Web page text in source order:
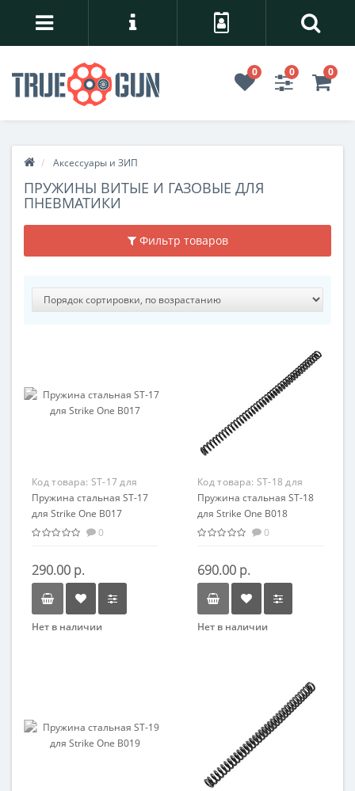
0 0 0
Аксессуары и ЗИП
ПРУЖИНЫ ВИТЫЕ И ГАЗОВЫЕ ДЛЯ
ПНЕВМАТИКИ
Фильтр товаров
Код товара: ST-17 для
Strike One B017
Пружина стальная ST-17
для Strike One B017
0
290.00 р.
Нет в наличии
Код товара: ST-18 для
Strike One B018
Пружина стальная ST-18
для Strike One B018
0
690.00 р.
Нет в наличии